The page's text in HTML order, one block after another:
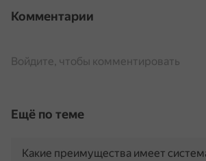
Комментарии
Войдите, чтобы комментировать
Ещё по теме
Какие преимущества имеет